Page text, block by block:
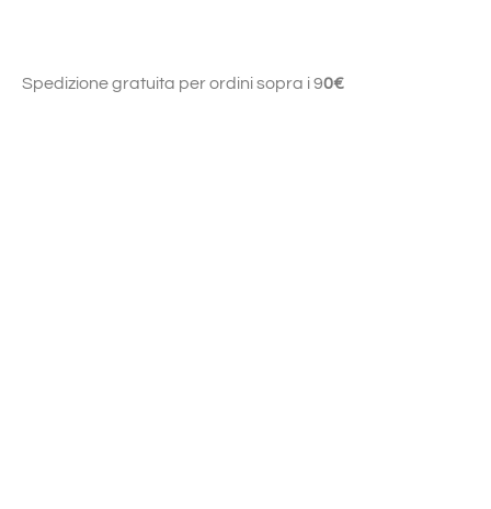
Spedizione gratuita per ordini sopra i 90€